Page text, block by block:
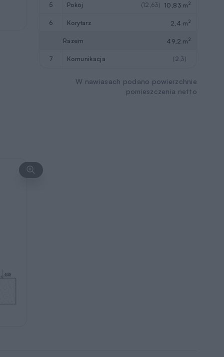
5 pokój (12,63) 10,83 m2
6 korytarz 2,4 m2
Razem 49,2 m2
7 komunikacja (2,3)
W nawiasach podano powierzchnie
pomieszczenia netto